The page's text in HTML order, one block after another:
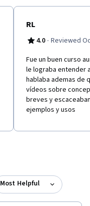
RL
4.0 · Reviewed
Fue un buen curso
le lograba entender
hablaba ademas de
vídeos sobre
breves y
ejemplos y usos
Most Helpful